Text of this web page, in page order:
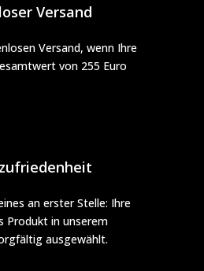
Versand
Versand, wenn Ihre
von 255 Euro
an erster Stelle: Ihre
Produkt in unserem
ausgewählt.